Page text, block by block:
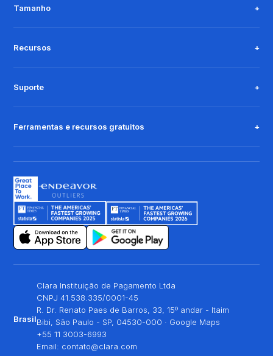
Tamanho
Recursos
Suporte
Ferramentas e recursos gratuitos
Brasil
Clara Instituição de Pagamento Ltda
CNPJ 41.538.335/0001-45
R. Dr. Renato Paes de Barros, 33, 15º andar - Itaim
Bibi, São Paulo - SP, 04530-000 · Google Maps
+55 11 3003-6993
Email: contato@clara.com